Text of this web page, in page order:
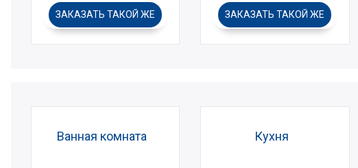
ЗАКАЗАТЬТАКОЙ ЖЕ ЗАКАЗАТЬТАКОЙ ЖЕ
Ванная комната Кухня